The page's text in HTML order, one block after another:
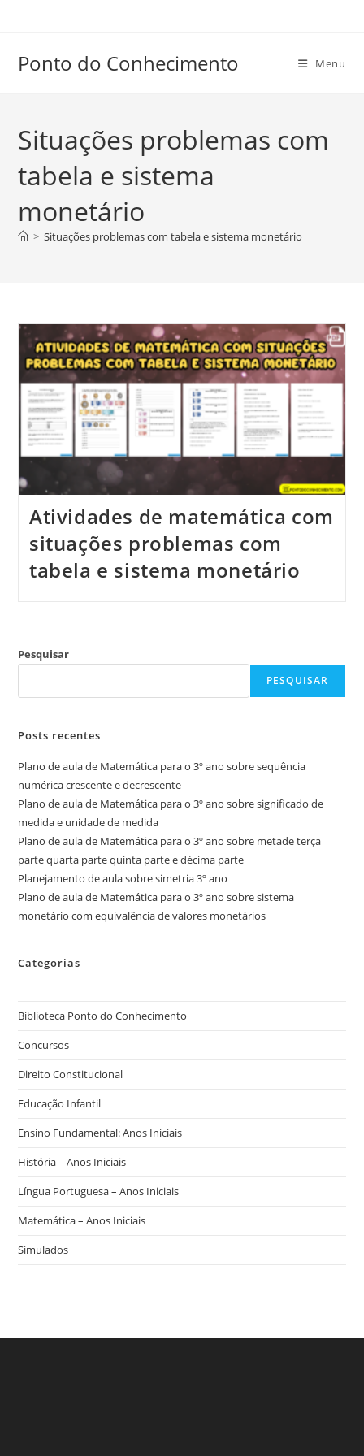
conteúdo
Ponto do Conhecimento Menu
Situações problemas com
tabela e sistema
monetário
> Situações problemas com tabela e sistema monetário
Atividades de matemática com
situações problemas com
tabela e sistema monetário
Pesquisar
PESQUISAR
Posts recentes
Plano de aula de Matemática para o 3º ano sobre sequência
numérica crescente e decrescente
Plano de aula de Matemática para o 3º ano sobre significado de
medida e unidade de medida
Plano de aula de Matemática para o 3º ano sobre metade terça
parte quarta parte quinta parte e décima parte
Planejamento de aula sobre simetria 3º ano
Plano de aula de Matemática para o 3º ano sobre sistema
monetário com equivalência de valores monetários
Categorias
Biblioteca Ponto do Conhecimento
Concursos
Direito Constitucional
Educação Infantil
Ensino Fundamental: Anos Iniciais
História – Anos Iniciais
Língua Portuguesa – Anos Iniciais
Matemática – Anos Iniciais
Simulados